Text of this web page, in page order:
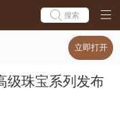
搜索
立即打开
级珠宝系列发布